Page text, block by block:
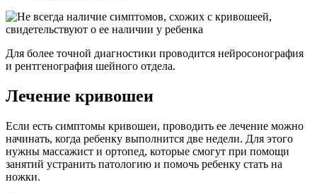
Для более точной диагностики проводится нейросонография
и рентгенография шейного отдела.
Лечение кривошеи
Если есть симптомы кривошеи, проводить ее лечение можно
начинать, когда ребенку выполнится две недели. Для этого
нужны массажист и ортопед, которые смогут при помощи
занятий устранить патологию и помочь ребенку стать на
ножки.